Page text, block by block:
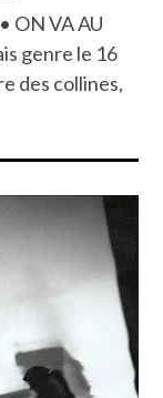
ON VA AU
genre le 16
des collines,